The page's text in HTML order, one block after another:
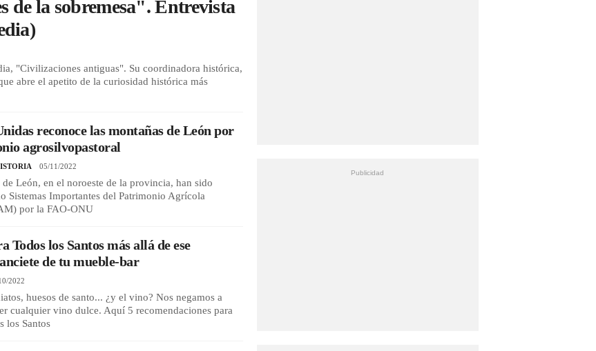
de la sobremesa". Entrevista
"Civilizaciones antiguas". Su coordinadora histórica,
abre el apetito de la curiosidad histórica más
reconoce las montañas de León por
agrosilvopastoral
05/11/2022
de León, en el noroeste de la provincia, han sido
Sistemas Importantes del Patrimonio Agrícola
por la FAO-ONU
Todos los Santos más allá de ese
de tu mueble-bar
2022
huesos de santo... ¿y el vino? Nos negamos a
cualquier vino dulce. Aquí 5 recomendaciones para
los Santos